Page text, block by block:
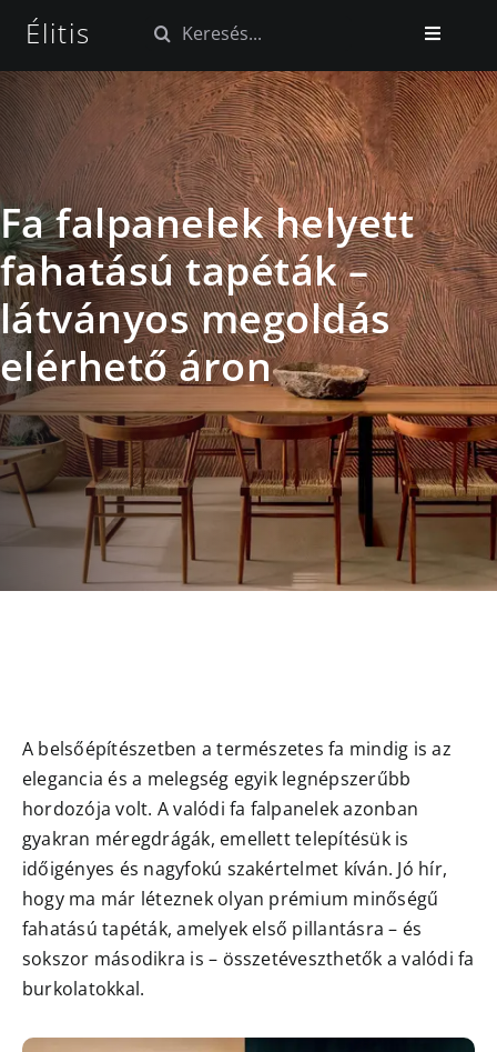
Kihagyás
Élitis
Toggle
Kezdőlap
Tapéta kollekciók
Szövet kollekciók
Blog
Keresés...
Fa falpanelek helyett
fahatású tapéták –
látványos megoldás
elérhető áron
A belsőépítészetben a természetes fa mindig is az
elegancia és a melegség egyik legnépszerűbb
hordozója volt. A valódi fa falpanelek azonban
gyakran méregdrágák, emellett telepítésük is
időigényes és nagyfokú szakértelmet kíván. Jó hír,
hogy ma már léteznek olyan prémium minőségű
fahatású tapéták, amelyek első pillantásra – és
sokszor másodikra is – összetéveszthetők a valódi fa
burkolatokkal.